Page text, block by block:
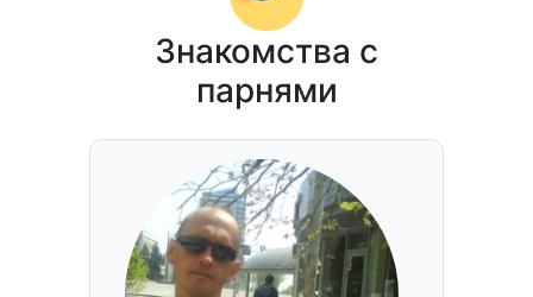
Знакомства с
парнями